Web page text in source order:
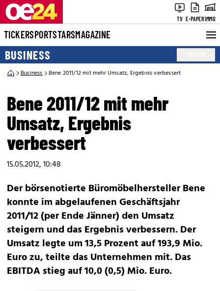
TV E-PAPERIMMO
TICKERSPORTSTARSMAGAZINE
BUSINESS
Business Bene 2011/12 mit mehr Umsatz, Ergebnis verbessert
Bene 2011/12 mit mehr
Umsatz, Ergebnis
verbessert
15.05.2012, 10:48
Der börsenotierte Büromöbelhersteller Bene
konnte im abgelaufenen Geschäftsjahr
2011/12 (per Ende Jänner) den Umsatz
steigern und das Ergebnis verbessern. Der
Umsatz legte um 13,5 Prozent auf 193,9 Mio.
Euro zu, teilte das Unternehmen mit. Das
EBITDA stieg auf 10,0 (0,5) Mio. Euro.